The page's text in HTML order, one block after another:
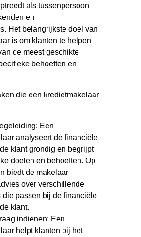
als tussenpersoon
en
Het belangrijkste doel van
is om klanten te helpen
de meest geschikte
behoeften en
die een kredietmakelaar
Een
analyseert de financiële
klant grondig en begrijpt
doelen en behoeften. Op
biedt de makelaar
over verschillende
die passen bij de financiële
klant.
indienen: Een
helpt klanten bij het